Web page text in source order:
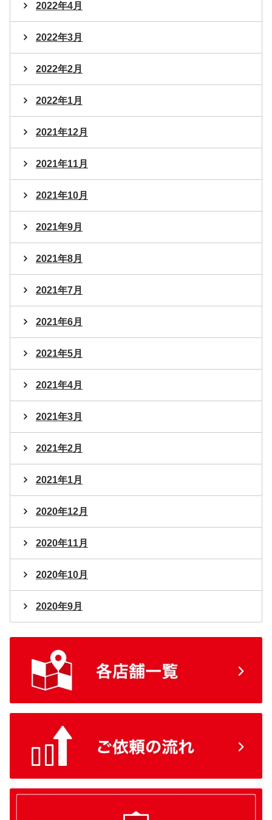
2022年4月
2022年3月
2022年2月
2022年1月
2021年12月
2021年11月
2021年10月
2021年9月
2021年8月
2021年7月
2021年6月
2021年5月
2021年4月
2021年3月
2021年2月
2021年1月
2020年12月
2020年11月
2020年10月
2020年9月